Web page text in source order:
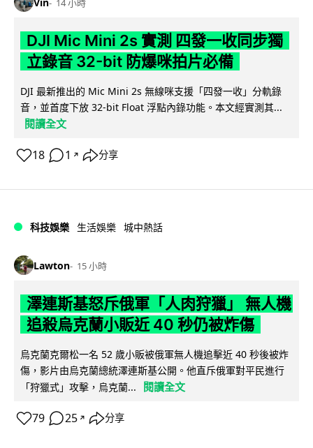
DJI Mic Mini 2s 實測 四發一收同步獨
立錄音 32-bit 防爆咪拍片必備
DJI 最新推出的 Mic Mini 2s 無線咪支援「四發一收」分軌錄
音，並首度下放 32-bit Float 浮點內錄功能。本文經實測其...
閱讀全文
18 1 ↗ 分享
科技娛樂 生活娛樂 城中熱話
Lawton 15 小時
澤連斯基怒斥俄軍「人肉狩獵」 無人機
追殺烏克蘭小販近 40 秒仍被炸傷
烏克蘭克爾松一名 52 歲小販被俄軍無人機追擊近 40 秒後被炸
傷，影片由烏克蘭總統澤連斯基公開。他直斥俄軍對平民進行
「狩獵式」攻擊，烏克蘭...
閱讀全文
79 25 ↗ 分享